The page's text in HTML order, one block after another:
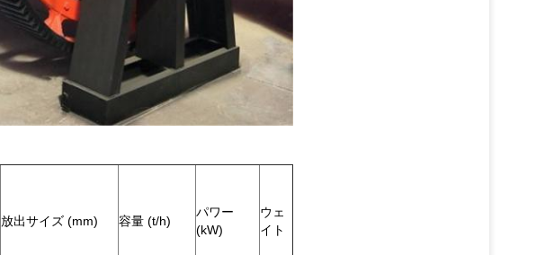
放出サイズ (mm) 容量 (t/h)
パワー
(kW)
ウェ
イト